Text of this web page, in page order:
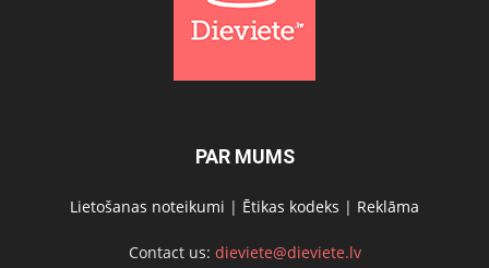
PAR MUMS
Lietošanas noteikumi | Ētikas kodeks | Reklāma
Contact us: dieviete@dieviete.lv